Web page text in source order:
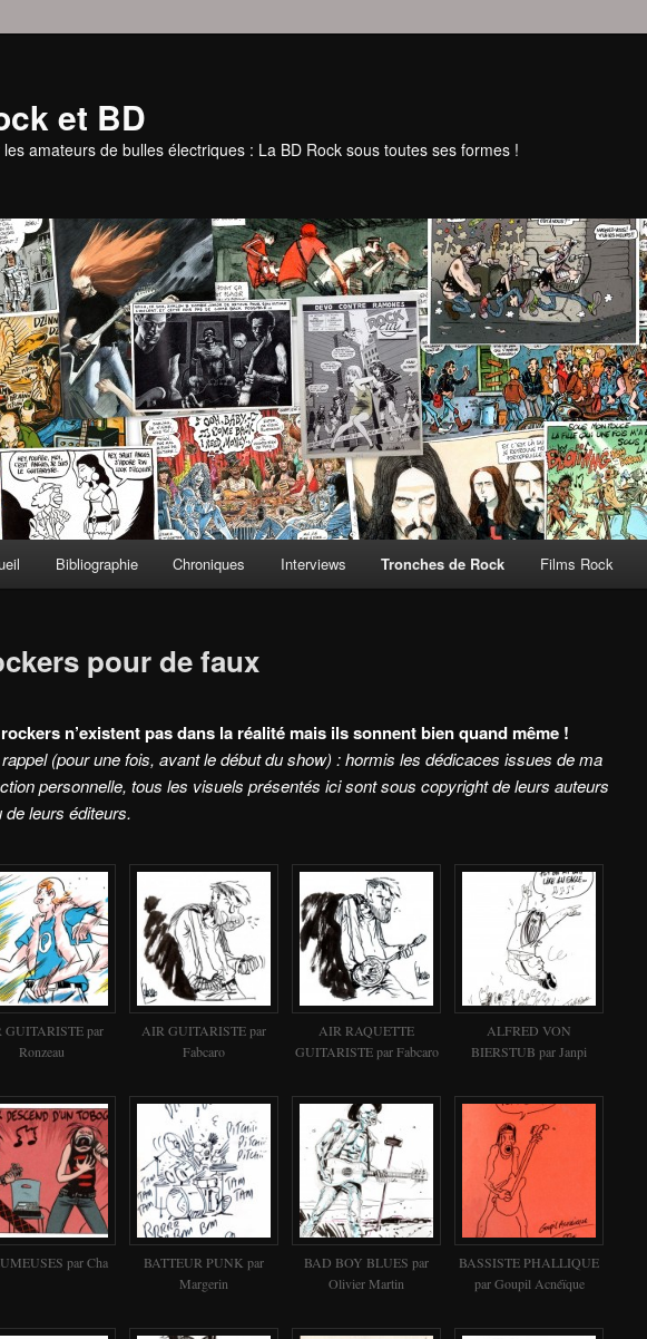
et BD
les amateurs de bulles électriques : La BD Rock sous toutes ses formes !
Bibliographie Chroniques Interviews Tronches de Rock Films Rock
pour de faux
n’existent pas dans la réalité mais ils sonnent bien quand même !
rappel (pour une fois, avant le début du show) : hormis les dédicaces issues de ma
personnelle, tous les visuels présentés ici sont sous copyright de leurs auteurs
de leurs éditeurs.
GUITARISTE par
Ronzeau
AIR GUITARISTE par
Fabcaro
AIR RAQUETTE
GUITARISTE par Fabcaro
ALFRED VON
BIERSTUB par Janpi
par Cha
BATTEUR PUNK par
Margerin
BAD BOY BLUES par
Olivier Martin
BASSISTE PHALLIQUE
par Goupil Acnéïque